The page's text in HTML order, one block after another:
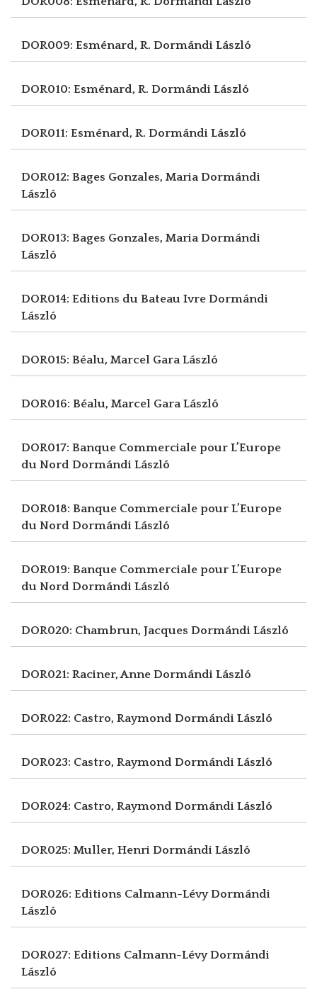
DOR009: Esménard, R. Dormándi László
DOR010: Esménard, R. Dormándi László
DOR011: Esménard, R. Dormándi László
DOR012: Bages Gonzales, MariaDormándi
László
DOR013: Bages Gonzales, MariaDormándi
László
DOR014: Editions du Bateau Ivre Dormándi
László
DOR015: Béalu, Marcel Gara László
DOR016: Béalu, Marcel Gara László
DOR017: Banque Commerciale pour L’Europe
du Nord Dormándi László
DOR018: Banque Commerciale pour L’Europe
du Nord Dormándi László
DOR019: Banque Commerciale pour L’Europe
du Nord Dormándi László
DOR020: Chambrun, Jacques Dormándi László
DOR021: Raciner, Anne Dormándi László
DOR022: Castro, Raymond Dormándi László
DOR023: Castro, Raymond Dormándi László
DOR024: Castro, Raymond Dormándi László
DOR025: Muller, Henri Dormándi László
DOR026: Editions Calmann-LévyDormándi
László
DOR027: Editions Calmann-LévyDormándi
László